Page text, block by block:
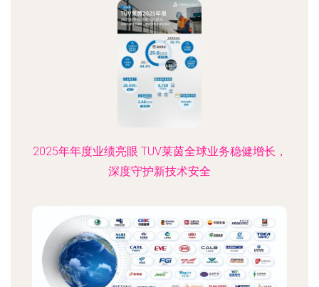
2025年年度业绩亮眼 TUV莱茵全球业务稳健增长，
深度守护新技术安全